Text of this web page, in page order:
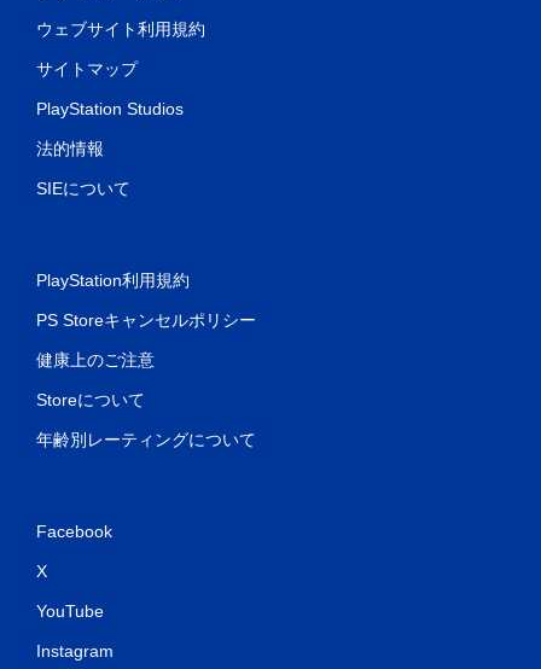
ウェブサイト利用規約
サイトマップ
PlayStation Studios
法的情報
SIEについて
PlayStation利用規約
PS Storeキャンセルポリシー
健康上のご注意
Storeについて
年齢別レーティングについて
Facebook
X
YouTube
Instagram